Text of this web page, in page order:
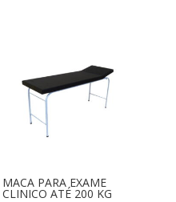
MACA PARA EXAME
CLINICO ATÉ 200 KG